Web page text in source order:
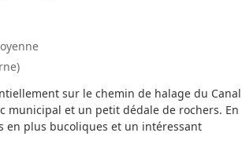
sur le chemin de halage du Canal
municipal et un petit dédale de rochers. En
en plus bucoliques et un intéressant